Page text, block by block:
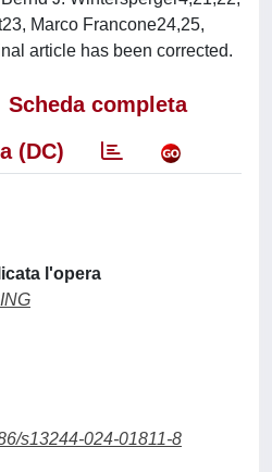
Marco Francone24,25,
article has been corrected.
Scheda completa
(DC)
l'opera
s13244-024-01811-8